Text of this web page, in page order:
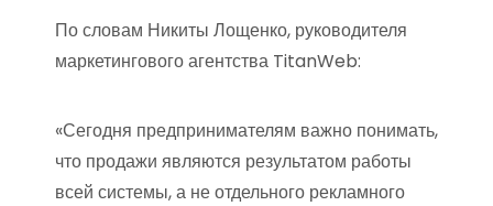
По словам Никиты Лощенко, руководителя
маркетингового агентства TitanWeb:
«Сегодня предпринимателям важно понимать,
что продажи являются результатом работы
всей системы, а не отдельного рекламного